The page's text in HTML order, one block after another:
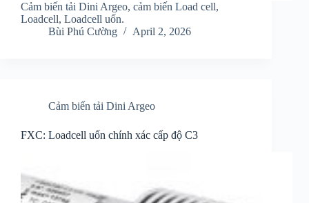
Cảm biến tải Dini Argeo, cảm biến Load cell,
Loadcell, Loadcell uốn.
Bùi Phú Cường
April 2, 2026
Cảm biến tải Dini Argeo
FXC: Loadcell uốn chính xác cấp độ C3